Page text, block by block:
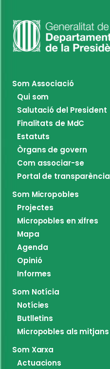
Som Associació
Qui som
Salutació del President
Finalitats de MdC
Estatuts
Òrgans de govern
Com associar-se
Portal de transparència
Som Micropobles
Projectes
Micropobles en xifres
Mapa
Agenda
Opinió
Informes
Som Notícia
Notícies
Butlletins
Micropobles als mitjans
Som Xarxa
Actuacions